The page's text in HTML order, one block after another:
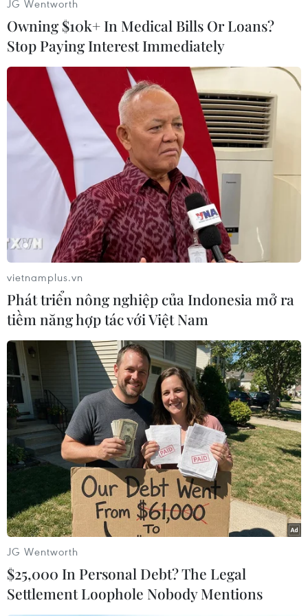
#Công nghiệp #Kinh tế
#Phát triển kinh tế
#Tăng trưởng kinh tế
#Thị trường lao động
#Người lao động
#Cách mạng công nghiệp lần thứ tư
Rà soát, quản lý diện tích,
phát triển ngành hàng sầu
riêng bền vững
10/08/2026 12:19
Cần Thơ đặt mục tiêu trở
thành trung tâm kinh tế
tầm thấp của khu vực
10/08/2026 11:28
Phát triển nông nghiệp
của Indonesia mở ra tiềm
Phát triển hạ tầng dữ liệu
địa điểm nhằm xây dựng
JG Wentworth
Owning $10k+ In Medical Bills Or Loans?
Stop Paying Interest Immediately
vietnamplus.vn
Phát triển nông nghiệp của Indonesia mở ra
tiềm năng hợp tác với Việt Nam
JG Wentworth
$25,000 In Personal Debt? The Legal
Settlement Loophole Nobody Mentions